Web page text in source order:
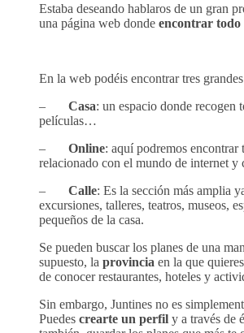
Estaba deseando hablaros de un gran
una página web donde encontrar todo
En la web podéis encontrar tres
– Casa: un espacio donde recogen
películas…
– Online: aquí podremos
relacionado con el mundo de internet y
– Calle: Es la sección más amplia
excursiones, talleres, teatros, museos,
pequeños de la casa.
Se pueden buscar los planes de una
supuesto, la provincia en la que
de conocer restaurantes, hoteles y
Sin embargo, Juntines no es
Puedes crearte un perfil y a través de